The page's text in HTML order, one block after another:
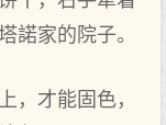
諾家的院子。
，才能固色，